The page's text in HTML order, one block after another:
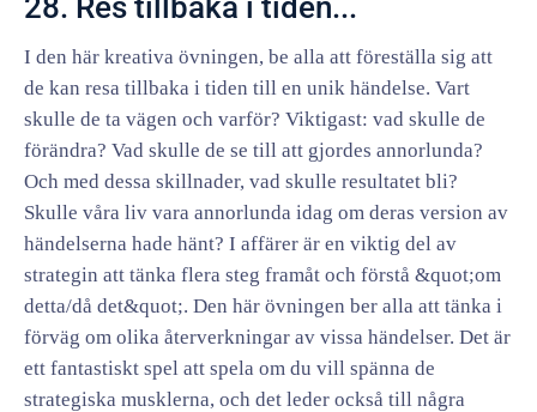
I den här kreativa övningen, be alla att föreställa sig att
de kan resa tillbaka i tiden till en unik händelse. Vart
skulle de ta vägen och varför? Viktigast: vad skulle de
förändra? Vad skulle de se till att gjordes annorlunda?
Och med dessa skillnader, vad skulle resultatet bli?
Skulle våra liv vara annorlunda idag om deras version av
händelserna hade hänt? I affärer är en viktig del av
strategin att tänka flera steg framåt och förstå &quot;om
detta/då det&quot;. Den här övningen ber alla att tänka i
förväg om olika återverkningar av vissa händelser. Det är
ett fantastiskt spel att spela om du vill spänna de
strategiska musklerna, och det leder också till några